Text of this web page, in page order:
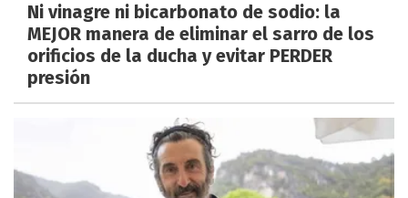
Ni vinagre ni bicarbonato de sodio: la
MEJOR manera de eliminar el sarro de los
orificios de la ducha y evitar PERDER
presión